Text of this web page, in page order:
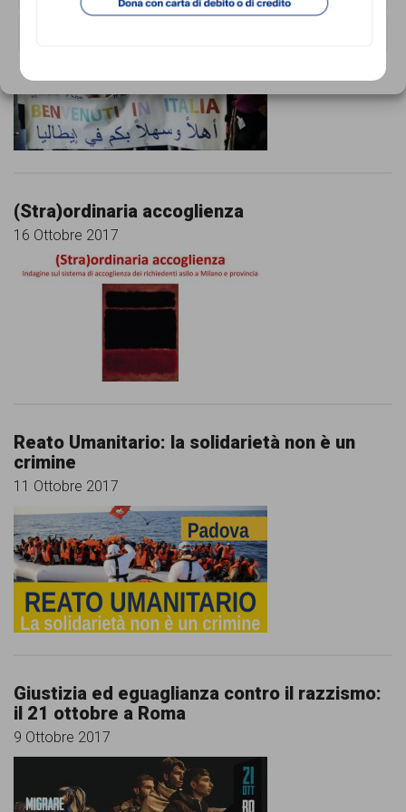
16 Ottobre 2017
(Stra)ordinaria accoglienza
16 Ottobre 2017
Reato Umanitario: la solidarietà non è un
crimine
11 Ottobre 2017
Giustizia ed eguaglianza contro il razzismo:
il 21 ottobre a Roma
9 Ottobre 2017